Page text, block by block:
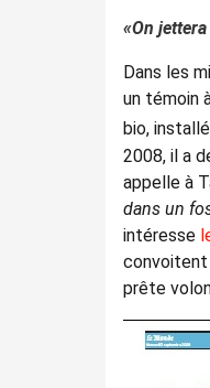
«On
Dans les
un témoin
bio,
2008, il a
appelle à
dans un
intéresse
convoitent
prête